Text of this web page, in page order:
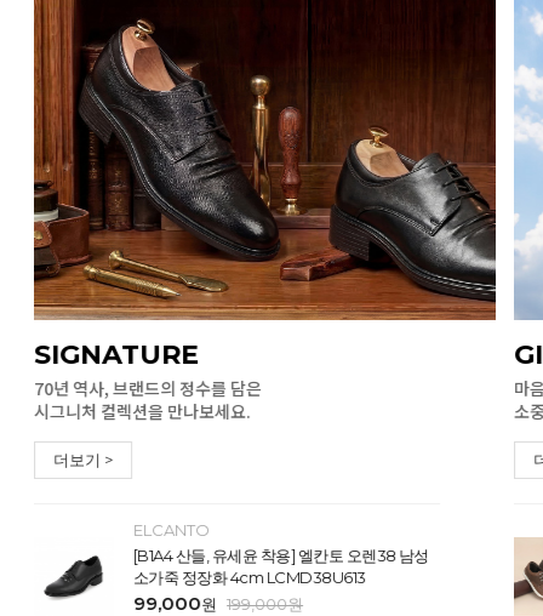
SIGNATURE
70년 역사, 브랜드의 정수를 담은
시그니처 컬렉션을 만나보세요.
더보기 >
ELCANTO
[B1A4 산들, 유세윤 착용] 엘칸토 오렌38 남성
소가죽 정장화 4cm LCMD38U613
99,000원 199,000원
마
소